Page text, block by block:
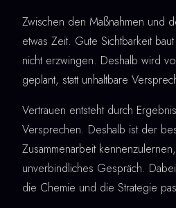
Zwischen den Maßnahmen und
etwas Zeit. Gute Sichtbarkeit
nicht erzwingen. Deshalb wird
geplant, statt unhaltbare
Vertrauen entsteht durch
Versprechen. Deshalb ist der
Zusammenarbeit
unverbindliches Gespräch.
die Chemie und die Strategie